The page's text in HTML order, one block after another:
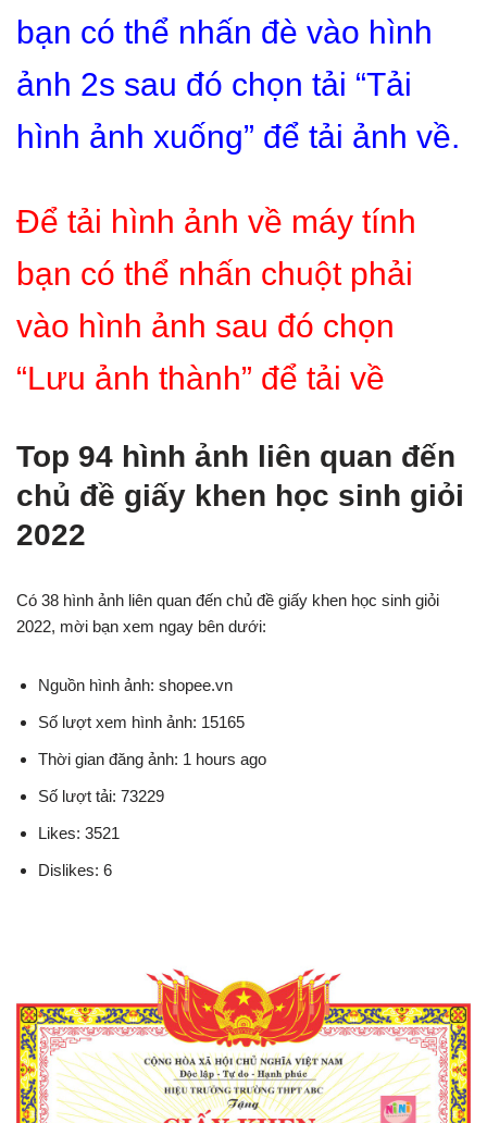
bạn có thể nhấn đè vào hình
ảnh 2s sau đó chọn tải “Tải
hình ảnh xuống” để tải ảnh về.
Để tải hình ảnh về máy tính
bạn có thể nhấn chuột phải
vào hình ảnh sau đó chọn
“Lưu ảnh thành” để tải về
Top 94 hình ảnh liên quan đến
chủ đề giấy khen học sinh giỏi
2022
Có 38 hình ảnh liên quan đến chủ đề giấy khen học sinh giỏi
2022, mời bạn xem ngay bên dưới:
Nguồn hình ảnh: shopee.vn
Số lượt xem hình ảnh: 15165
Thời gian đăng ảnh: 1 hours ago
Số lượt tải: 73229
Likes: 3521
Dislikes: 6